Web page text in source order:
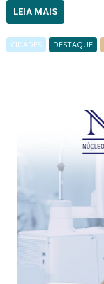
LEIA MAIS
CIDADES DESTAQUE